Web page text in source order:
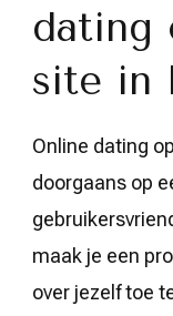
dating
site in
Online dating
doorgaans op
maak je een
over jezelf toe